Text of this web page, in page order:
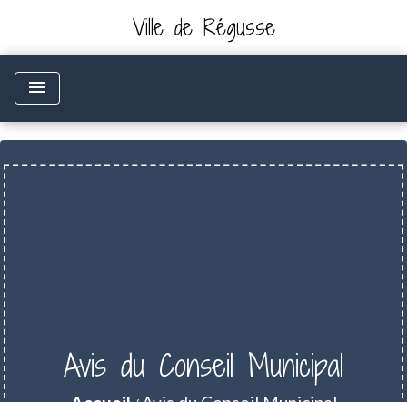
Ville de Régusse
menu
Avis du Conseil Municipal